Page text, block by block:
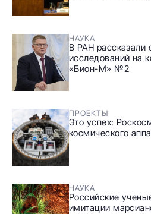
НАУКА
В РАН рассказали
исследований на
«Бион-М» №2
ПРОЕКТЫ
Это успех:
космического
НАУКА
Российские
имитации